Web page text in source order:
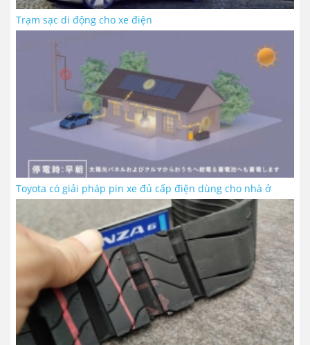
Trạm sạc di động cho xe điện
Toyota có giải pháp pin xe đủ cấp điện dùng cho nhà ở